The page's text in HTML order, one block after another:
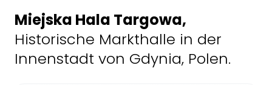
Miejska Hala Targowa,
Historische Markthalle in der
Innenstadt von Gdynia, Polen.